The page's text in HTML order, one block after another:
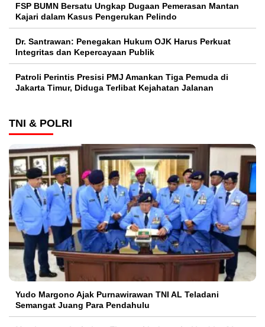
FSP BUMN Bersatu Ungkap Dugaan Pemerasan Mantan
Kajari dalam Kasus Pengerukan Pelindo
Dr. Santrawan: Penegakan Hukum OJK Harus Perkuat
Integritas dan Kepercayaan Publik
Patroli Perintis Presisi PMJ Amankan Tiga Pemuda di
Jakarta Timur, Diduga Terlibat Kejahatan Jalanan
TNI & POLRI
Yudo Margono Ajak Purnawirawan TNI AL Teladani
Semangat Juang Para Pendahulu